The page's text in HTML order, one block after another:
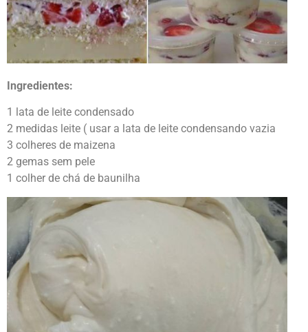
Ingredientes:
1 lata de leite condensado
2 medidas leite ( usar a lata de leite condensando vazia
3 colheres de maizena
2 gemas sem pele
1 colher de chá de baunilha